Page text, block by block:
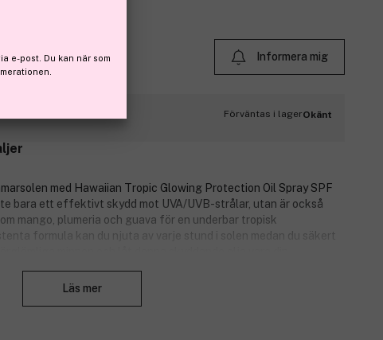
Informera mig
Förväntas i lagerOkänt
med Hawaiian Tropic Glowing Protection Oil Spray SPF
bara ett effektivt skydd mot UVA/UVB-strålar, utan är också
mango, plumeria och guava för en underbar tropisk
formula kan du njuta av varje stund i solen medan du säkert
Läs mer
e-post. Du kan när som